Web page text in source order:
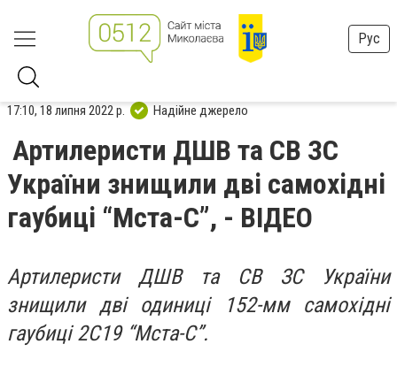
Рус
17:10, 18 липня 2022 р. Надійне джерело
Артилеристи ДШВ та СВ ЗС
України знищили дві самохідні
гаубиці “Мста-С”, - ВІДЕО
Артилеристи ДШВ та СВ ЗС України
знищили дві одиниці 152-мм самохідні
гаубиці 2С19 “Мста-С”.